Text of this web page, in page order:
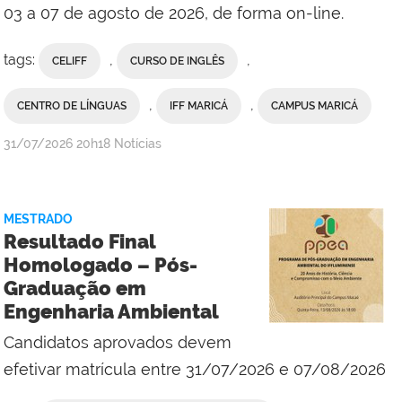
Campus
Maricá
03 a 07 de agosto de 2026, de forma on-line.
tags: CELIFF , CURSO DE INGLÊS ,
CENTRO DE LÍNGUAS , IFF MARICÁ , CAMPUS MARICÁ
por
Comunicação
Social
do
Campus
Maricá
publicado
31/07/2026 20h18 Notícias
MESTRADO
Resultado Final
Homologado – Pós-
Graduação em
Engenharia Ambiental
Candidatos aprovados devem
efetivar matrícula entre 31/07/2026 e 07/08/2026